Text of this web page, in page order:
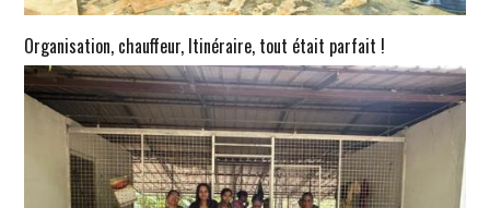
Organisation, chauffeur, Itinéraire, tout était parfait !